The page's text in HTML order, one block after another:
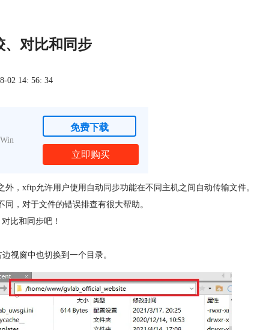
、对比和同步
02 14: 56: 34
免费下载
立即购买
，xftp允许用户使用自动同步功能在不同主机之间自动传输文件。
，对于文件的错误排查有很大帮助。
比和同步吧！
视窗中也切换到一个目录。